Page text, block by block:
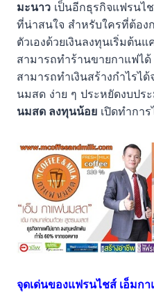
มะนาว เป็นอีกธุรกิจแฟรนไ
ที่น่าสนใจ สำหรับใครที่ต้อง
ตัวเองด้วยเงินลงทุนเริ่มต้น
สามารถทำร้านขายกาแฟไ
สามารถทำเงินสร้างกำไรไ
นมสด ง่าย ๆ ประหยัดงบปร
นมสด ลงทุนน้อย เปิดทำกา
จุดเด่นของแฟรนไชส์ เอ็มก